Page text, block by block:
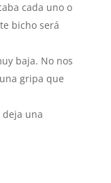
cada uno o
bicho será
baja. No nos
gripa que
deja una